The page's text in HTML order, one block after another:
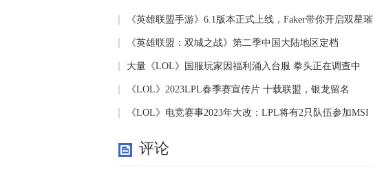
《英雄联盟手游》6.1版本正式上线，Faker带你开启双星璀
璨冒险！
《英雄联盟：双城之战》第二季中国大陆地区定档
大量《LOL》国服玩家因福利涌入台服 拳头正在调查中
《LOL》2023LPL春季赛宣传片 十载联盟，银龙留名
《LOL》电竞赛事2023年大改：LPL将有2只队伍参加MSI
评论